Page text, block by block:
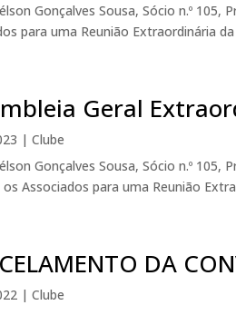
Gonçalves Sousa, Sócio n.º
para uma Reunião Extraordinária
Geral
|Clube
Gonçalves Sousa, Sócio n.º
Associados para uma Reunião
DA
|Clube